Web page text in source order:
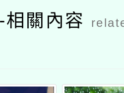
的n次方素
養工作坊–
關內容